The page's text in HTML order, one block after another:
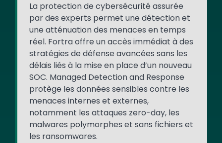
La protection de cybersécurité assurée
par des experts permet une détection et
une atténuation des menaces en temps
réel. Fortra offre un accès immédiat à des
stratégies de défense avancées sans les
délais liés à la mise en place d’un nouveau
SOC. Managed Detection and Response
protège les données sensibles contre les
menaces internes et externes,
notamment les attaques zero-day, les
malwares polymorphes et sans fichiers et
les ransomwares.